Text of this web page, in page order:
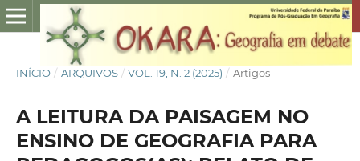
INÍCIO / ARQUIVOS / VOL. 19, N. 2 (2025) / Artigos
A LEITURA DA PAISAGEM NO
ENSINO DE GEOGRAFIA PARA